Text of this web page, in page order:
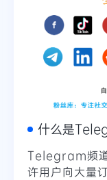
什么是
Telegram频道
许用户向大量